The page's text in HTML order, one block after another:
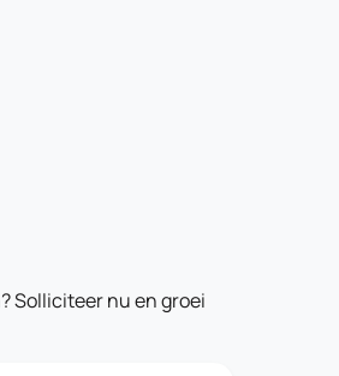
Solliciteer nu en groei